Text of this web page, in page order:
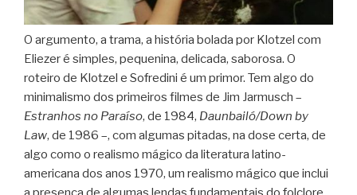
O argumento, a trama, a história bolada por Klotzel com
Eliezer é simples, pequenina, delicada, saborosa. O
roteiro de Klotzel e Sofredini é um primor. Tem algo do
minimalismo dos primeiros filmes de Jim Jarmusch –
Estranhos no Paraíso, de 1984, Daunbailó/Down by
Law, de 1986 –, com algumas pitadas, na dose certa, de
algo como o realismo mágico da literatura latino-
americana dos anos 1970, um realismo mágico que inclui